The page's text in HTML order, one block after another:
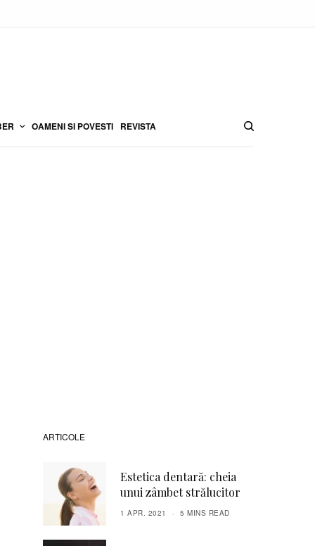
OAMENI SI POVESTI REVISTA
ARTICOLE
Estetica dentară: cheia
unui zâmbet strălucitor
1 APR. 2021 5 MINS READ